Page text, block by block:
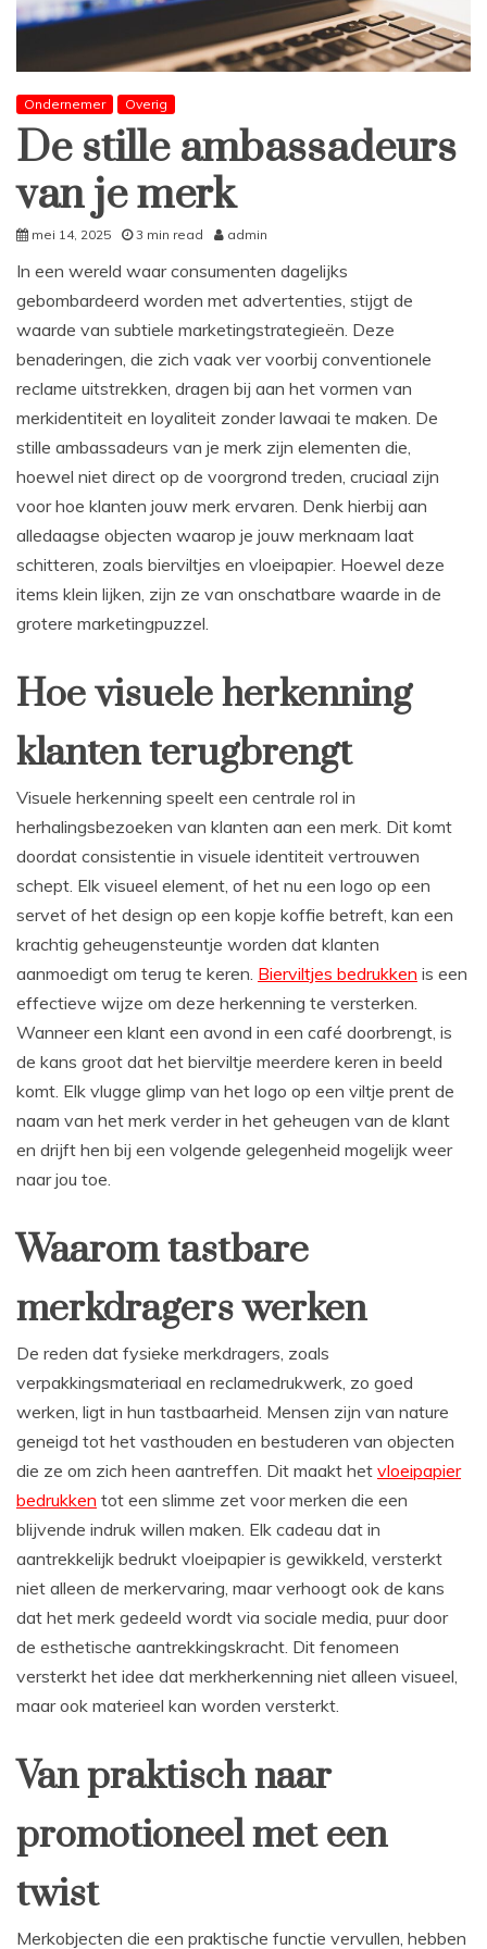
Ondernemer Overig
De stille ambassadeurs
van je merk
mei 14, 2025 3 min read admin
In een wereld waar consumenten dagelijks
gebombardeerd worden met advertenties, stijgt de
waarde van subtiele marketingstrategieën. Deze
benaderingen, die zich vaak ver voorbij conventionele
reclame uitstrekken, dragen bij aan het vormen van
merkidentiteit en loyaliteit zonder lawaai te maken. De
stille ambassadeurs van je merk zijn elementen die,
hoewel niet direct op de voorgrond treden, cruciaal zijn
voor hoe klanten jouw merk ervaren. Denk hierbij aan
alledaagse objecten waarop je jouw merknaam laat
schitteren, zoals bierviltjes en vloeipapier. Hoewel deze
items klein lijken, zijn ze van onschatbare waarde in de
grotere marketingpuzzel.
Hoe visuele herkenning
klanten terugbrengt
Visuele herkenning speelt een centrale rol in
herhalingsbezoeken van klanten aan een merk. Dit komt
doordat consistentie in visuele identiteit vertrouwen
schept. Elk visueel element, of het nu een logo op een
servet of het design op een kopje koffie betreft, kan een
krachtig geheugensteuntje worden dat klanten
aanmoedigt om terug te keren. Bierviltjes bedrukken is een
effectieve wijze om deze herkenning te versterken.
Wanneer een klant een avond in een café doorbrengt, is
de kans groot dat het bierviltje meerdere keren in beeld
komt. Elk vlugge glimp van het logo op een viltje prent de
naam van het merk verder in het geheugen van de klant
en drijft hen bij een volgende gelegenheid mogelijk weer
naar jou toe.
Waarom tastbare
merkdragers werken
De reden dat fysieke merkdragers, zoals
verpakkingsmateriaal en reclamedrukwerk, zo goed
werken, ligt in hun tastbaarheid. Mensen zijn van nature
geneigd tot het vasthouden en bestuderen van objecten
die ze om zich heen aantreffen. Dit maakt het vloeipapier
bedrukken tot een slimme zet voor merken die een
blijvende indruk willen maken. Elk cadeau dat in
aantrekkelijk bedrukt vloeipapier is gewikkeld, versterkt
niet alleen de merkervaring, maar verhoogt ook de kans
dat het merk gedeeld wordt via sociale media, puur door
de esthetische aantrekkingskracht. Dit fenomeen
versterkt het idee dat merkherkenning niet alleen visueel,
maar ook materieel kan worden versterkt.
Van praktisch naar
promotioneel met een
twist
Merkobjecten die een praktische functie vervullen, hebben